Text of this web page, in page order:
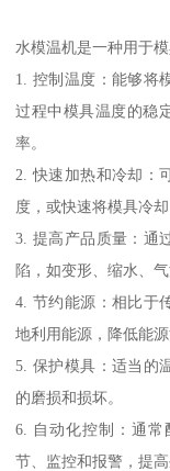
水模温机是一种用于
1. 控制温度：能够将
过程中模具温度的稳
率。
2. 快速加热和冷却：
度，或快速将模具冷
3. 提高产品质量：通
陷，如变形、缩水、
4. 节约能源：相比于
地利用能源，降低能
5. 保护模具：适当的
的磨损和损坏。
6. 自动化控制：通
节、监控和报警，提